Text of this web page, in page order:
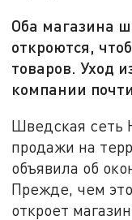
Оба магазина
откроются,
товаров. Уход
компании
Шведская сеть
продажи на
объявила об
Прежде, чем
откроет